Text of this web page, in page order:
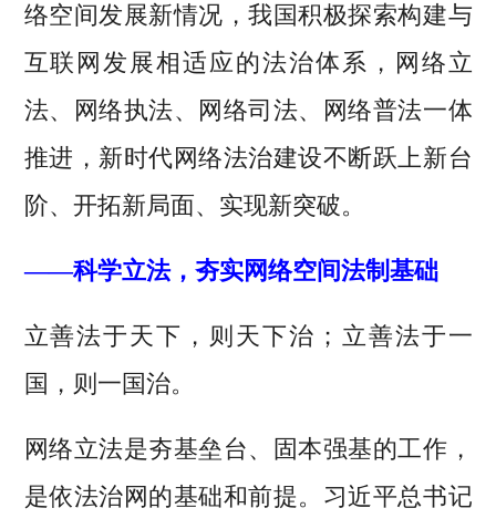
络空间发展新情况，我国积极探索构建与
互联网发展相适应的法治体系，网络立
法、网络执法、网络司法、网络普法一体
推进，新时代网络法治建设不断跃上新台
阶、开拓新局面、实现新突破。
——科学立法，夯实网络空间法制基础
立善法于天下，则天下治；立善法于一
国，则一国治。
网络立法是夯基垒台、固本强基的工作，
是依法治网的基础和前提。习近平总书记